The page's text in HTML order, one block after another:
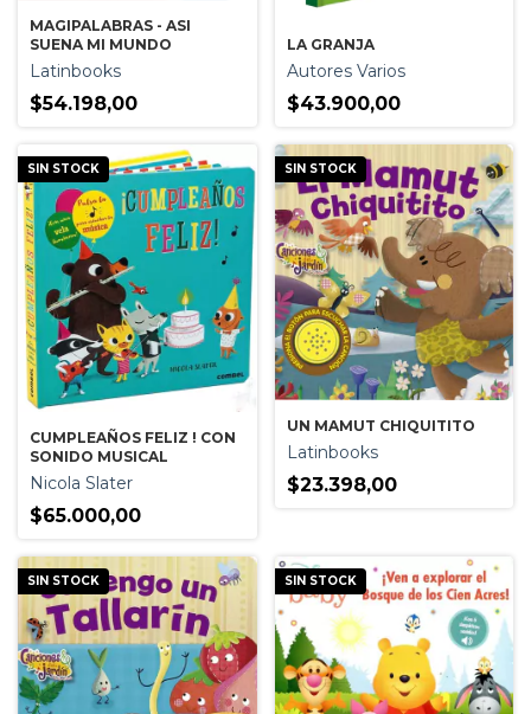
MAGIPALABRAS - ASI
SUENA MI MUNDO
Latinbooks
$54.198,00
LA GRANJA
Autores Varios
$43.900,00
SIN STOCK
CUMPLEAÑOS FELIZ ! CON
SONIDO MUSICAL
Nicola Slater
$65.000,00
SIN STOCK
UN MAMUT CHIQUITITO
Latinbooks
$23.398,00
SIN STOCK SIN STOCK